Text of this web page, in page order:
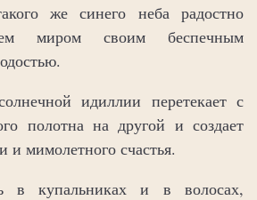
же синего неба радостно
миром своим беспечным
идиллии перетекает с
полотна на другой и создает
и мимолетного счастья.
в купальниках и в волосах,